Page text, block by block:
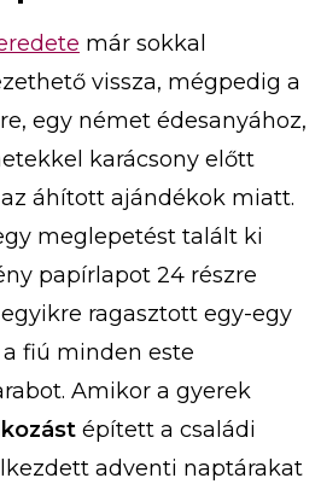
már sokkal
vissza, mégpedig a
egy német édesanyához,
karácsony előtt
áhított ajándékok miatt.
meglepetést talált ki
papírlapot 24 részre
ragasztott egy-egy
fiú minden este
Amikor a gyerek
épített a családi
adventi naptárakat